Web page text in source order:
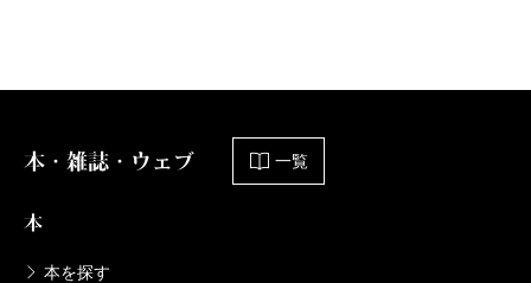
本・雑誌・ウェブ 一覧
本
本を探す